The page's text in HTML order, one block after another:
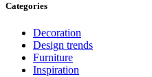
Categories
Decoration
Design trends
Furniture
Inspiration